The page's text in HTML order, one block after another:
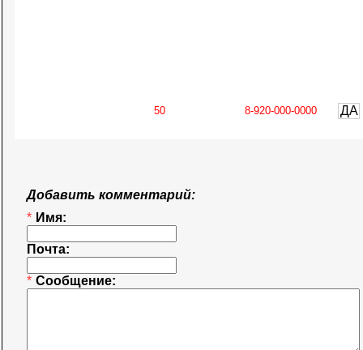
ДА
Добавить комментарий:
* Имя:
Почта:
* Сообщение: